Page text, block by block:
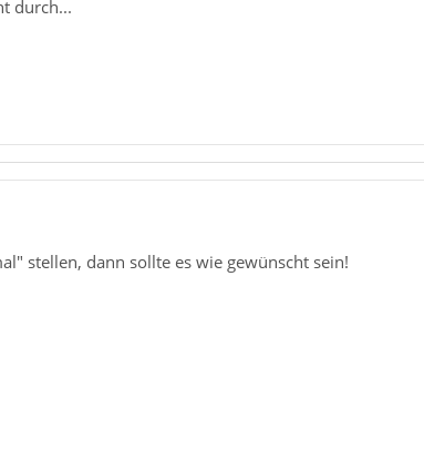
durch...
stellen, dann sollte es wie gewünscht sein!